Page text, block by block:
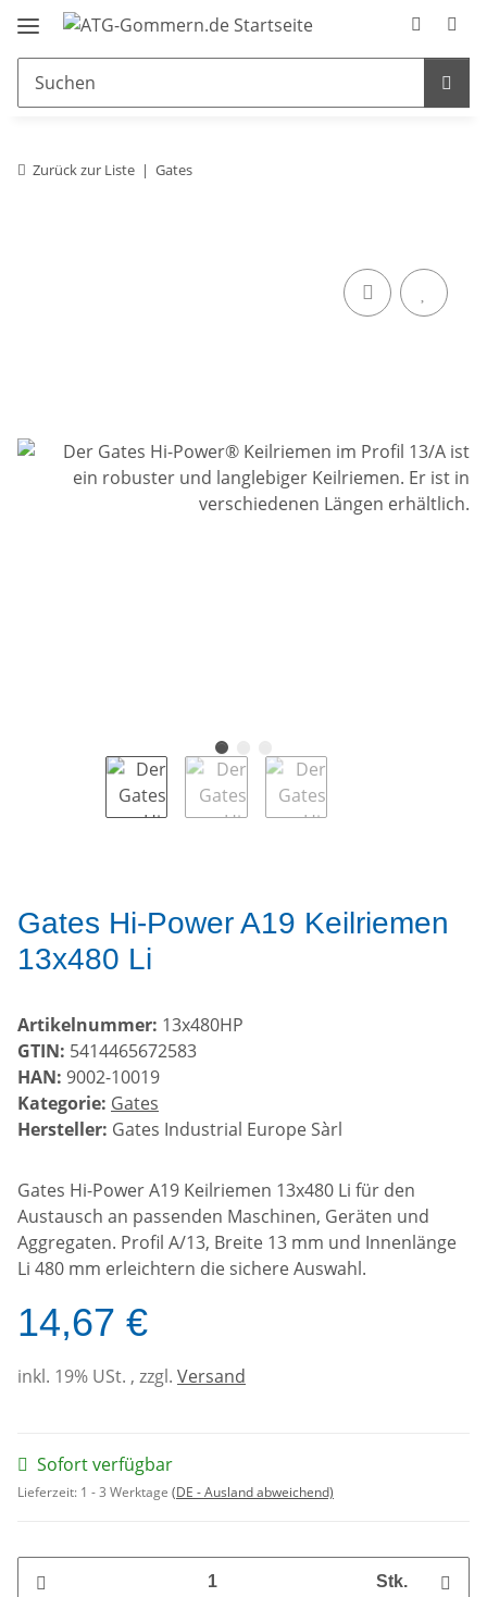
Zurück zur Liste Gates
Gates Hi-Power A19 Keilriemen
13x480 Li
Artikelnummer: 13x480HP
GTIN: 5414465672583
HAN: 9002-10019
Kategorie: Gates
Hersteller: Gates Industrial Europe Sàrl
Gates Hi-Power A19 Keilriemen 13x480 Li für den
Austausch an passenden Maschinen, Geräten und
Aggregaten. Profil A/13, Breite 13 mm und Innenlänge
Li 480 mm erleichtern die sichere Auswahl.
14,67 €
inkl. 19% USt. , zzgl. Versand
Sofort verfügbar
Lieferzeit: 1 - 3 Werktage (DE - Ausland abweichend)
Stk.